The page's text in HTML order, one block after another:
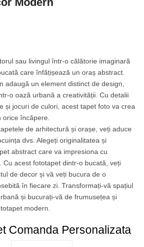
sau livingul într-o călătorie imaginară
care înfățișează un oraș abstract.
adaugă un element distinct de design,
o oază urbană a creativității. Cu detalii
și jocuri de culori, acest tapet foto va crea
orice încăpere.
de arhitectură și orașe, veți aduce
dvs. Alegeți originalitatea și
abstract care va impresiona cu
Cu acest fototapet dintr-o bucată, veți
de decor și vă veți bucura de o
în fiecare zi. Transformați-vă spațiul
și bucurați-vă de frumusețea și
modern.
Comanda Personalizata